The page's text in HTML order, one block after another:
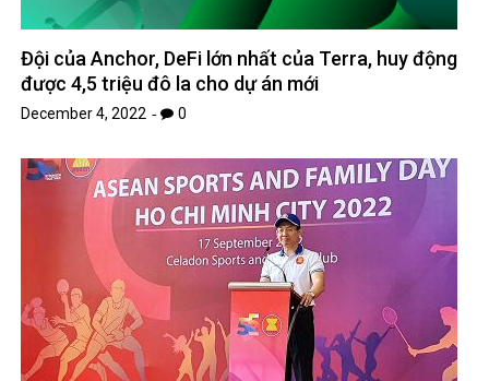
Đội của Anchor, DeFi lớn nhất của Terra, huy động
được 4,5 triệu đô la cho dự án mới
December 4, 2022 0